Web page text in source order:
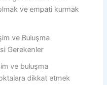
ve empati kurmak
ve Buluşma
Gerekenler
ve buluşma
dikkat etmek